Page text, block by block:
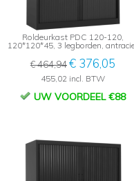
Roldeurkast PDC 120-120,
120*120*45, 3 legborden,
€ 464,94€ 376,05
455,02 incl. BTW
UW VOORDEEL €88